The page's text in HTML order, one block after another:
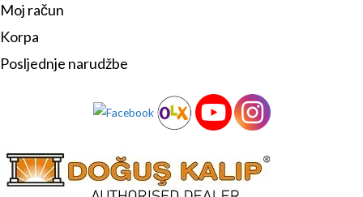
Moj račun
Korpa
Posljednje narudžbe